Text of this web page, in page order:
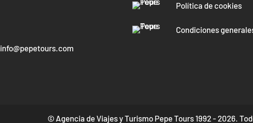
info@pepetours.com
Política de cookies
Condiciones
© Agencia de Viajes y Turismo Pepe Tours 1992 - 2026.